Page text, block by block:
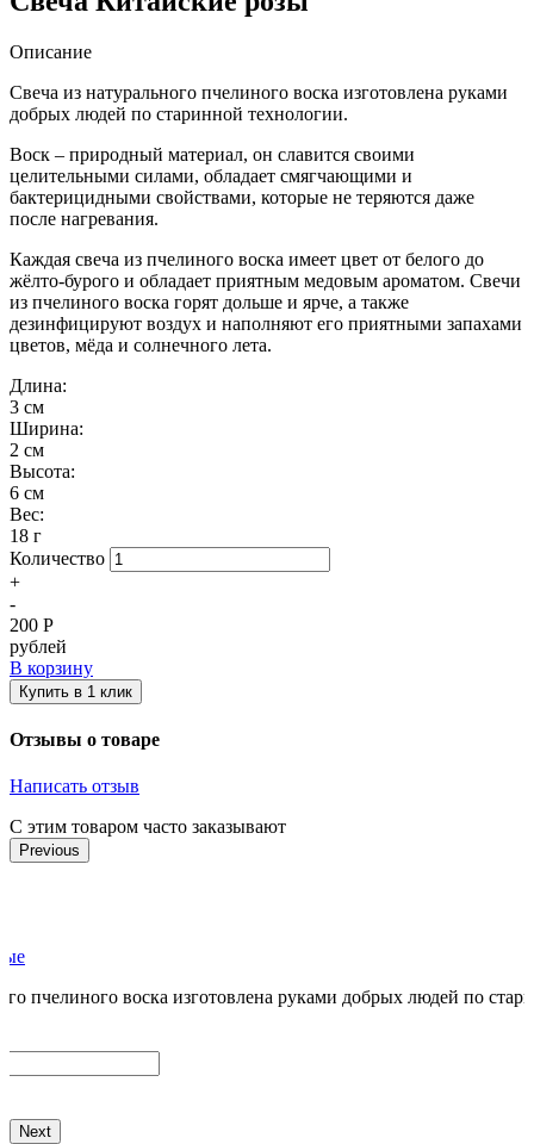
Описание
Свеча из натурального пчелиного воска изготовлена руками
добрых людей по старинной технологии.
Воск – природный материал, он славится своими
целительными силами, обладает смягчающими и
бактерицидными свойствами, которые не теряются даже
после нагревания.
Каждая свеча из пчелиного воска имеет цвет от белого до
жёлто-бурого и обладает приятным медовым ароматом. Свечи
из пчелиного воска горят дольше и ярче, а также
дезинфицируют воздух и наполняют его приятными запахами
цветов, мёда и солнечного лета.
Длина:
3 см
Ширина:
2 см
Высота:
6 см
Вес:
18 г
Количество
+
-
200 Р
рублей
В корзину
Купить в 1 клик
Отзывы о товаре
Написать отзыв
С этим товаром часто заказывают
Previous
пчелиного воска изготовлена руками добрых людей по
Next